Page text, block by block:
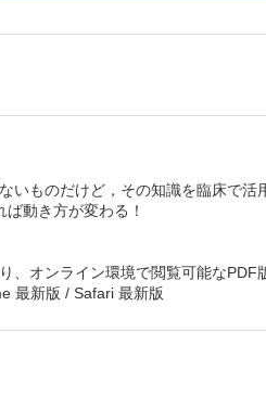
いものだけど，その知識を臨床で
動き方が変わる！
、オンライン環境で閲覧可能なPDF
最新版 / Safari 最新版